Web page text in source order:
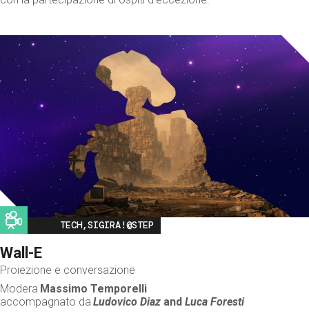
Image
TECH,SIGIRA!@STEP
Wall-E
Proiezione e conversazione
Modera Massimo Temporelli
accompagnato da Ludovico Diaz andLuca Foresti